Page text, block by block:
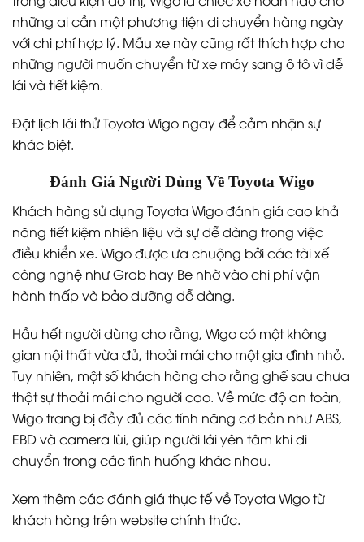
những ai cần một phương tiện di chuyển hàng ngày
với chi phí hợp lý. Mẫu xe này cũng rất thích hợp cho
những người muốn chuyển từ xe máy sang ô tô vì dễ
lái và tiết kiệm.
Đặt lịch lái thử Toyota Wigo ngay để cảm nhận sự
khác biệt.
Đánh Giá Người Dùng Về Toyota Wigo
Khách hàng sử dụng Toyota Wigo đánh giá cao khả
năng tiết kiệm nhiên liệu và sự dễ dàng trong việc
điều khiển xe. Wigo được ưa chuộng bởi các tài xế
công nghệ như Grab hay Be nhờ vào chi phí vận
hành thấp và bảo dưỡng dễ dàng.
Hầu hết người dùng cho rằng, Wigo có một không
gian nội thất vừa đủ, thoải mái cho một gia đình nhỏ.
Tuy nhiên, một số khách hàng cho rằng ghế sau chưa
thật sự thoải mái cho người cao. Về mức độ an toàn,
Wigo trang bị đầy đủ các tính năng cơ bản như ABS,
EBD và camera lùi, giúp người lái yên tâm khi di
chuyển trong các tình huống khác nhau.
Xem thêm các đánh giá thực tế về Toyota Wigo từ
khách hàng trên website chính thức.